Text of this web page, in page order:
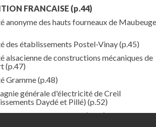
FRANCAISE (p.44)
anonyme des hauts fourneaux de Maubeuge
des établissements Postel-Vinay(p.45)
alsacienne de constructions mécaniques de
(p.47)
Gramme(p.48)
générale d'électricité de Creil
Daydé et Pillé) (p.52)
générale de Nancy(p.52)